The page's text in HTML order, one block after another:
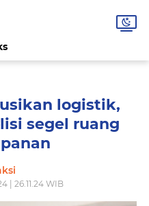
logistik,
segel ruang
| 26.11.24 WIB